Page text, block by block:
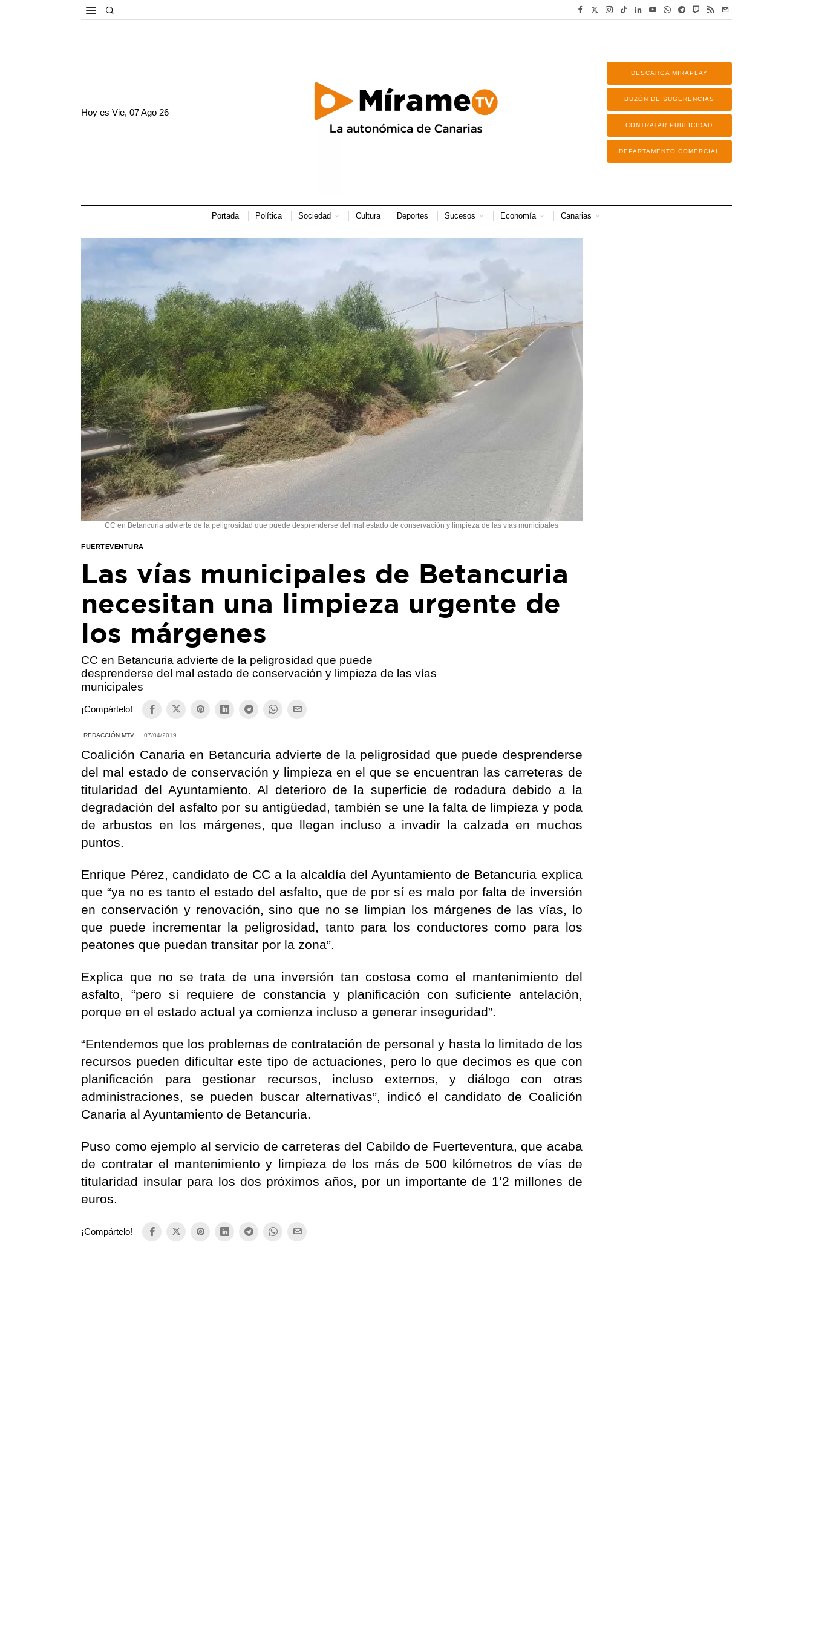
Hoy esVie, 07 Ago 26
DESCARGA MIRAPLAY
BUZÓN DE SUGERENCIAS
CONTRATAR PUBLICIDAD
DEPARTAMENTO COMERCIAL
Portada Política Sociedad Cultura Deportes Sucesos Economía Canarias
CC en Betancuria advierte de la peligrosidad que puede desprenderse del mal estado de conservación y limpieza de las vías municipales
FUERTEVENTURA
Las vías municipales de Betancuria
necesitan una limpieza urgente de
los márgenes
CC en Betancuria advierte de la peligrosidad que puede
desprenderse del mal estado de conservación y limpieza de las vías
municipales
¡Compártelo!
REDACCIÓN MTV 07/04/2019
Coalición Canaria en Betancuria advierte de la peligrosidad que puede desprenderse
del mal estado de conservación y limpieza en el que se encuentran las carreteras de
titularidad del Ayuntamiento. Al deterioro de la superficie de rodadura debido a la
degradación del asfalto por su antigüedad, también se une la falta de limpieza y poda
de arbustos en los márgenes, que llegan incluso a invadir la calzada en muchos
puntos.
Enrique Pérez, candidato de CC a la alcaldía del Ayuntamiento de Betancuria explica
que “ya no es tanto el estado del asfalto, que de por sí es malo por falta de inversión
en conservación y renovación, sino que no se limpian los márgenes de las vías, lo
que puede incrementar la peligrosidad, tanto para los conductores como para los
peatones que puedan transitar por la zona”.
Explica que no se trata de una inversión tan costosa como el mantenimiento del
asfalto, “pero sí requiere de constancia y planificación con suficiente antelación,
porque en el estado actual ya comienza incluso a generar inseguridad”.
“Entendemos que los problemas de contratación de personal y hasta lo limitado de los
recursos pueden dificultar este tipo de actuaciones, pero lo que decimos es que con
planificación para gestionar recursos, incluso externos, y diálogo con otras
administraciones, se pueden buscar alternativas”, indicó el candidato de Coalición
Canaria al Ayuntamiento de Betancuria.
Puso como ejemplo al servicio de carreteras del Cabildo de Fuerteventura, que acaba
de contratar el mantenimiento y limpieza de los más de 500 kilómetros de vías de
titularidad insular para los dos próximos años, por un importante de 1’2 millones de
euros.
¡Compártelo!